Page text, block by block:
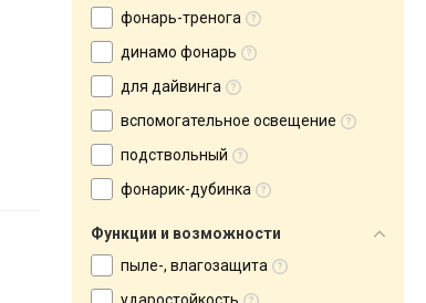
фонарь-тренога
динамо фонарь
для дайвинга
вспомогательное освещение
подствольный
фонарик-дубинка
Функции и возможности
пыле-, влагозащита